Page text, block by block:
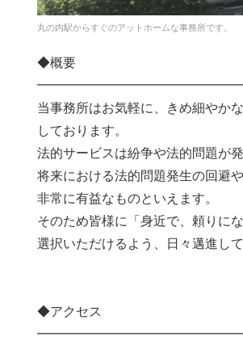
丸の内駅からすぐのアットホームな事務所です。
◆概要
当事務所はお気軽に、きめ細やか
しております。
法的サービスは紛争や法的問題が
将来における法的問題発生の回避
非常に有益なものといえます。
そのため皆様に「身近で、頼りに
選択いただけるよう、日々邁進して
◆アクセス